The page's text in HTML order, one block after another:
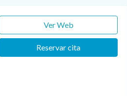
Ver Web
Reservar cita